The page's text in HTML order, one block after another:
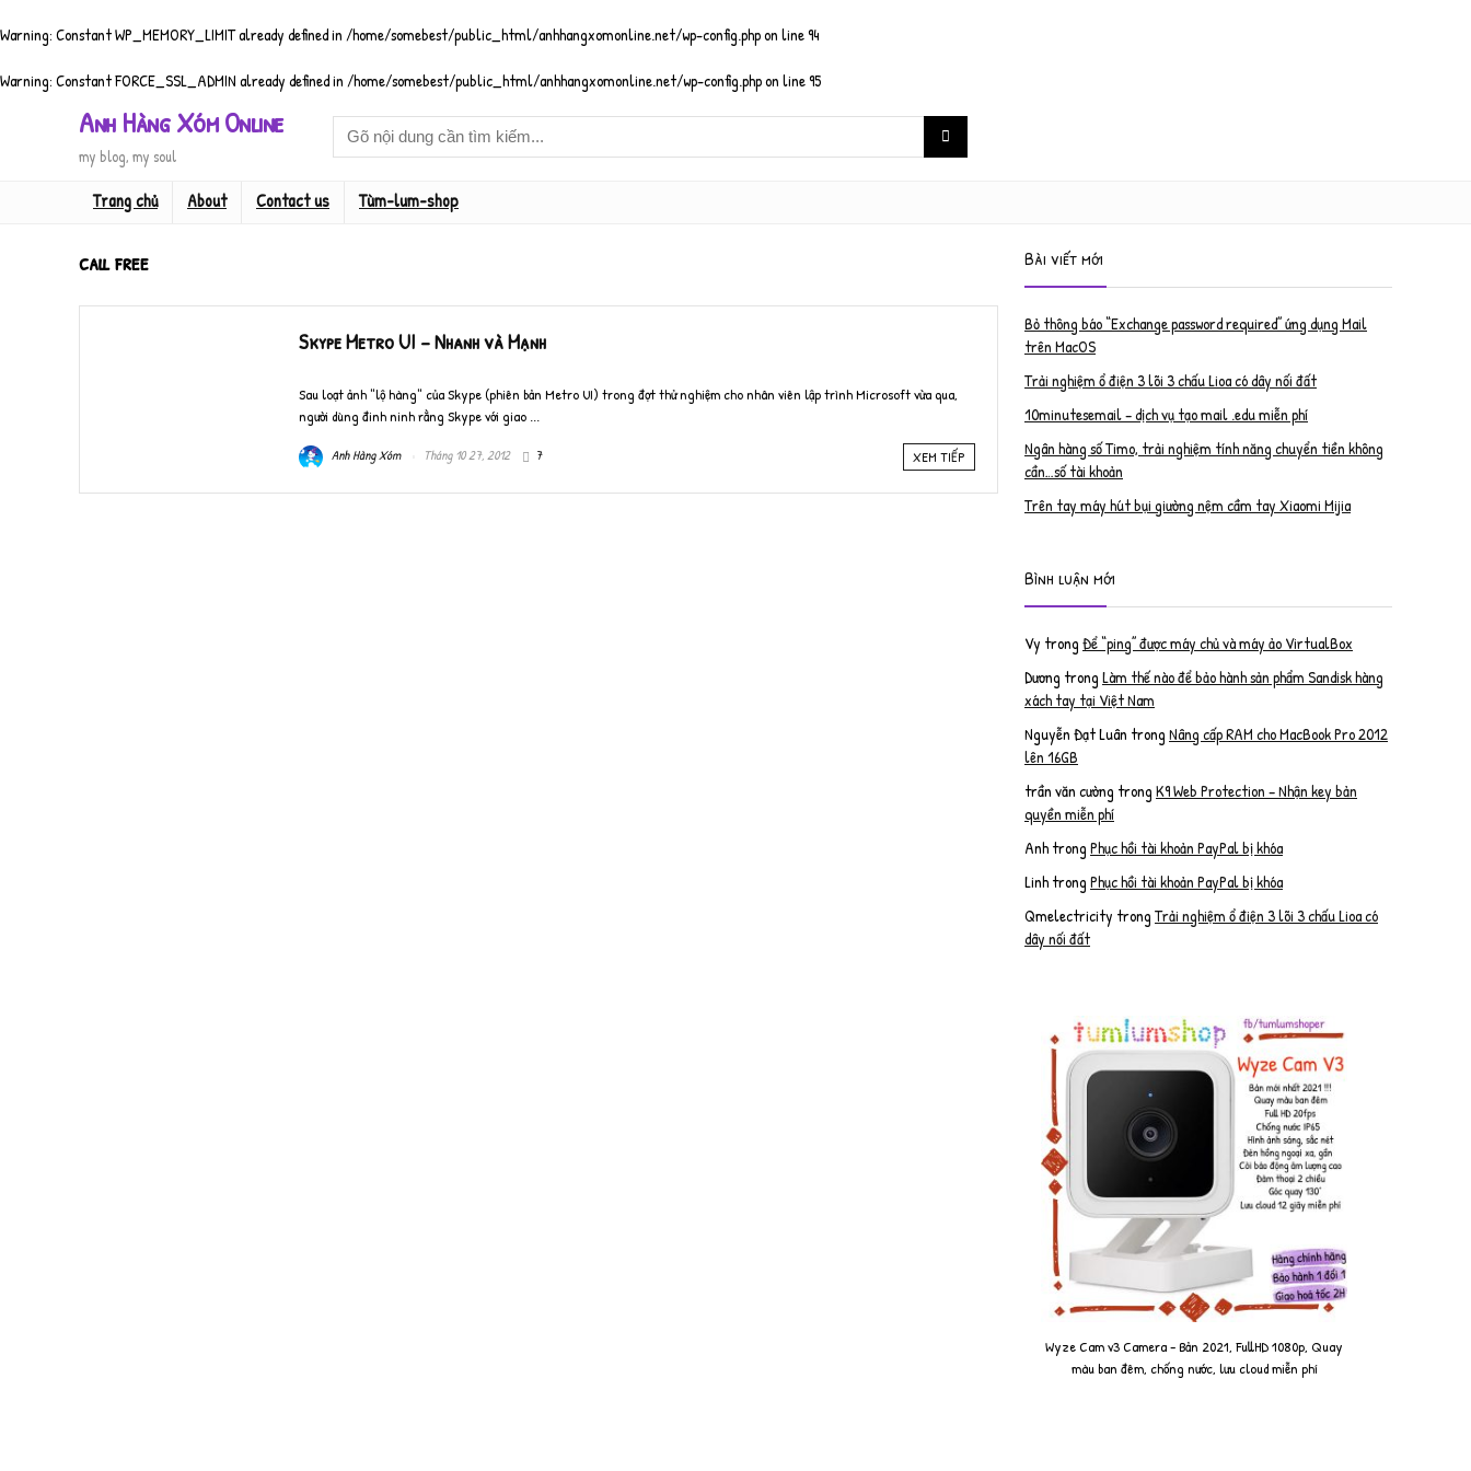
Warning: Constant WP_MEMORY_LIMIT already defined in/home/somebest/public_html/anhhangxomonline.net/wp-config.phpon line94
Warning: Constant FORCE_SSL_ADMIN already defined in/home/somebest/public_html/anhhangxomonline.net/wp-config.phpon line95
Anh Hàng Xóm Online
my blog, my soul
Trang chủ About Contact us Tùm-lum-shop
call free
Skype Metro UI – Nhanh và Mạnh
Sau loạt ảnh "lộ hàng" của Skype (phiên bản Metro UI) trong đợt thử nghiệm cho nhân viên lập trình Microsoft vừa qua,
người dùng đinh ninh rằng Skype với giao ...
Anh Hàng Xóm Tháng 10 27, 2012 7 XEM TIẾP
Bài viết mới
Bỏ thông báo “Exchange password required” ứng dụng Mail
trên MacOS
Trải nghiệm ổ điện 3 lõi 3 chấu Lioa có dây nối đất
10minutesemail – dịch vụ tạo mail .edu miễn phí
Ngân hàng số Timo, trải nghiệm tính năng chuyển tiền không
cần…số tài khoản
Trên tay máy hút bụi giường nệm cầm tay Xiaomi Mijia
Bình luận mới
Vy trongĐể “ping” được máy chủ và máy ảo VirtualBox
Dương trongLàm thế nào để bảo hành sản phẩm Sandisk hàng
xách tay tại Việt Nam
Nguyễn Đạt Luân trongNâng cấp RAM cho MacBook Pro 2012
lên 16GB
trần văn cường trongK9 Web Protection – Nhận key bản
quyền miễn phí
AnhtrongPhục hồi tài khoản PayPal bị khóa
LinhtrongPhục hồi tài khoản PayPal bị khóa
Qmelectricity trongTrải nghiệm ổ điện 3 lõi 3 chấu Lioa có
dây nối đất
Wyze Cam v3 Camera - Bản 2021, FullHD 1080p, Quay
màu ban đêm, chống nước, lưu cloud miễn phí